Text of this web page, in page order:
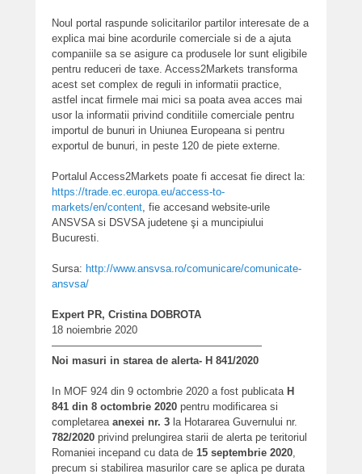
Noul portal raspunde solicitarilor partilor interesate de a
explica mai bine acordurile comerciale si de a ajuta
companiile sa se asigure ca produsele lor sunt eligibile
pentru reduceri de taxe. Access2Markets transforma
acest set complex de reguli in informatii practice,
astfel incat firmele mai mici sa poata avea acces mai
usor la informatii privind conditiile comerciale pentru
importul de bunuri in Uniunea Europeana si pentru
exportul de bunuri, in peste 120 de piete externe.
Portalul Access2Markets poate fi accesat fie direct la:
https://trade.ec.europa.eu/access-to-
markets/en/content , fie accesand website-urile
ANSVSA si DSVSA judetene şi a muncipiului
Bucuresti.
Sursa: http://www.ansvsa.ro/comunicare/comunicate-
ansvsa/
Expert PR, Cristina DOBROTA
18 noiembrie 2020
————————————————————
Noi masuri in starea de alerta- H 841/2020
In MOF 924 din 9 octombrie 2020 a fost publicata H
841 din 8 octombrie 2020 pentru modificarea si
completarea anexei nr. 3 la Hotararea Guvernului nr.
782/2020 privind prelungirea starii de alerta pe teritoriul
Romaniei incepand cu data de 15 septembrie 2020
precum si stabilirea masurilor care se aplica pe durata